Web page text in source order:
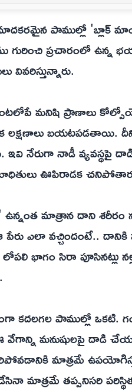
పాముల్లో 'బ్లాక్
గురించి ప్రచారంలో ఉన్న
మనిషి ప్రాణాలు
బయటపడతాయి. దీని
ఇవి నేరుగా నాడీ వ్యవస్థపై
ఊపిరాడక
మాత్రాన దాని శరీరం
ఎలా వచ్చిందంటే.. దానికి
లోపలి భాగం సిరా
కదలగల పాముల్లో ఒకటి.
మనుషులపై దాడి
మాత్రమే
మాత్రమే తప్పనిసరి